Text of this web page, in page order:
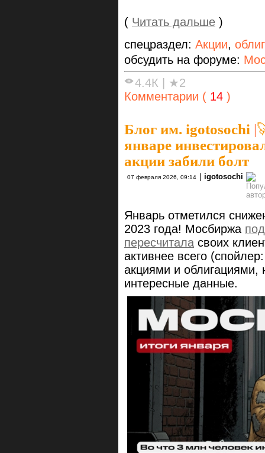
( Читать дальше )
спецраздел: Акции,
обсудить на форуме:
4.4К
★2
Комментарии ( 14 )
Блог им. igotosochi |
январе
акции забили болт
07 февраля 2026, 09:14 igotosochi
Январь отметился
2023 года! Мосбиржа
пересчитала своих
активнее всего
акциями и облигациями,
интересные данные.